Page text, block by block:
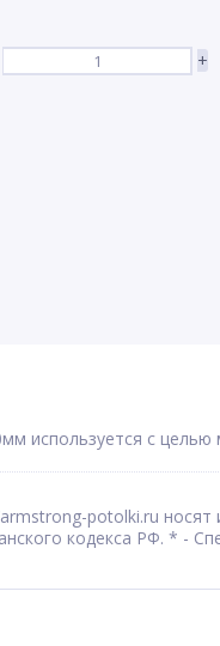
+
используется с
potolki.ru
кодекса РФ. * -